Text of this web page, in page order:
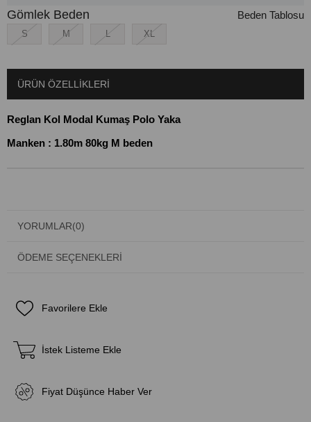
Gömlek Beden
S M L XL
Beden Tablosu
ÜRÜN ÖZELLIKLERI
Reglan Kol Modal Kumaş Polo Yaka
Manken : 1.80m 80kg M beden
YORUMLAR(0)
ÖDEME SEÇENEKLERI
Favorilere Ekle
İstek Listeme Ekle
Fiyat Düşünce Haber Ver